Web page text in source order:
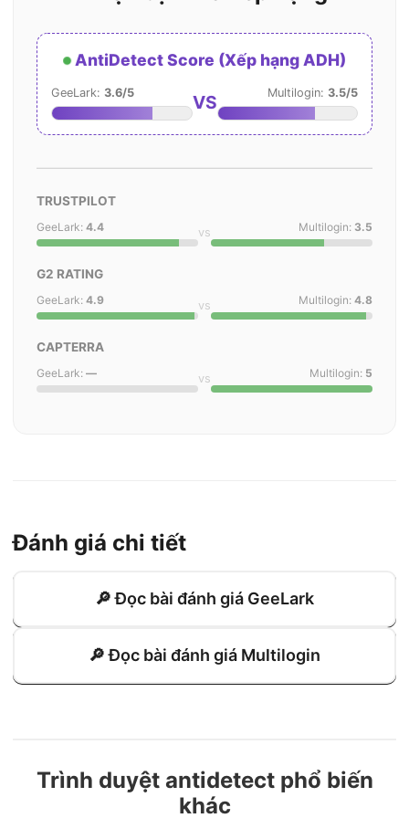
AntiDetect Score (Xếp hạng ADH)
GeeLark: 3.6/5 VS Multilogin: 3.5/5
TRUSTPILOT
GeeLark: 4.4 vs Multilogin: 3.5
G2 RATING
GeeLark: 4.9 vs Multilogin: 4.8
CAPTERRA
GeeLark: — vs Multilogin: 5
Đánh giá chi tiết
🔎 Đọc bài đánh giá GeeLark
🔎 Đọc bài đánh giá Multilogin
Trình duyệt antidetect phổ biến
khác